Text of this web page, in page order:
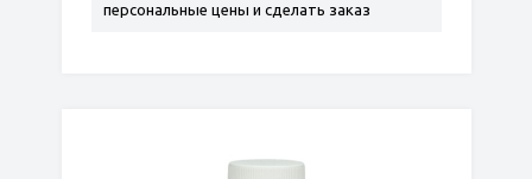
персональные цены и сделать заказ